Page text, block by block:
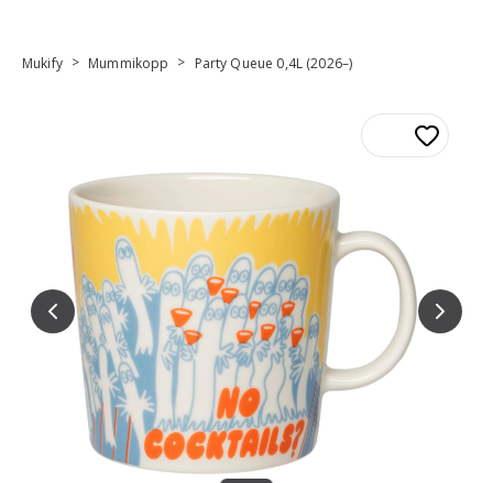
Mukify > Mummikopp > Party Queue 0,4L (2026–)